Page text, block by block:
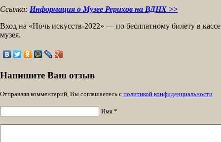
Ссылка: Информация о Музее Рерихов на ВДНХ >>
Вход на «Ночь искусств-2022» — по бесплатному билету в кассе
музея.
Напишите Ваш отзыв
Отправляя комментарий, Вы соглашаетесь с политикой конфиденциальности
Имя *